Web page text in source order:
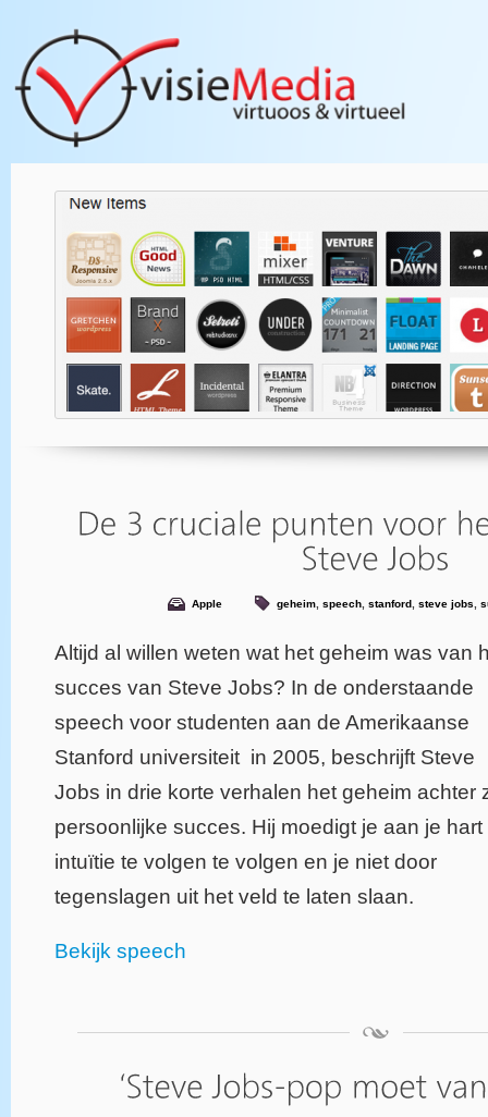
Apple geheim, speech, stanford, steve jobs
Altijd al willen weten wat het geheim was van
succes van Steve Jobs? In de onderstaande
speech voor studenten aan de Amerikaanse
Stanford universiteit in 2005, beschrijft Steve
Jobs in drie korte verhalen het geheim achter
persoonlijke succes. Hij moedigt je aan je hart
intuïtie te volgen te volgen en je niet door
tegenslagen uit het veld te laten slaan.
Bekijk speech